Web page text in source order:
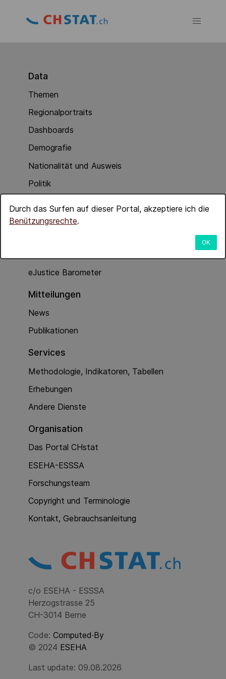
Durch das Surfen auf dieser Portal, akzeptiere ich die
Benützungsrechte.
OK
Data
Themen
Regionalportraits
Dashboards
Demografie
Nationalität und Ausweis
Politik
Wirtschaft
eJustice Barometer
Mitteilungen
News
Publikationen
Services
Methodologie, Indikatoren, Tabellen
Erhebungen
Andere Dienste
Organisation
Das Portal CHstat
ESEHA-ESSSA
Forschungsteam
Copyright und Terminologie
Kontakt, Gebrauchsanleitung
c/o ESEHA - ESSSA
Herzogstrasse 25
CH-3014 Berne
Code: Computed·By
© 2024 ESEHA
Last update: 09.08.2026